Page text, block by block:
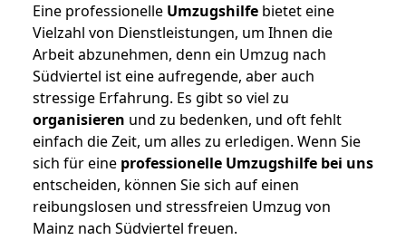
Eine professionelle Umzugshilfe bietet eine
Vielzahl von Dienstleistungen, um Ihnen die
Arbeit abzunehmen, denn ein Umzug nach
Südviertel ist eine aufregende, aber auch
stressige Erfahrung. Es gibt so viel zu
organisieren und zu bedenken, und oft fehlt
einfach die Zeit, um alles zu erledigen. Wenn Sie
sich für eine professionelle Umzugshilfe bei uns
entscheiden, können Sie sich auf einen
reibungslosen und stressfreien Umzug von
Mainz nach Südviertel freuen.